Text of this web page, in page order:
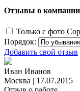
Отзывы о компании
Только с фото
Порядок:
Добавить свой отзыв
Иван Иванов
Москва | 17.07.2015